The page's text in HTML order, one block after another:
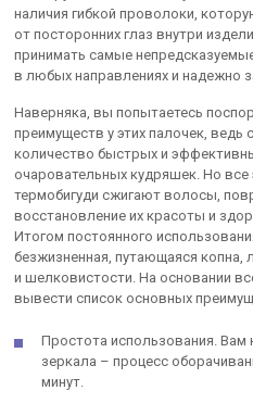
наличия гибкой проволоки,
от посторонних глаз внутри
принимать самые
в любых направлениях и надежно
Наверняка, вы попытаетесь
преимуществ у этих палочек, ведь
количество быстрых и
очаровательных кудряшек. Но
термобигуди сжигают волосы,
восстановление их красоты и
Итогом постоянного
безжизненная, путающаяся копна,
и шелковистости. На основании
вывести список основных
Простота использования. Вам
зеркала – процесс
минут.